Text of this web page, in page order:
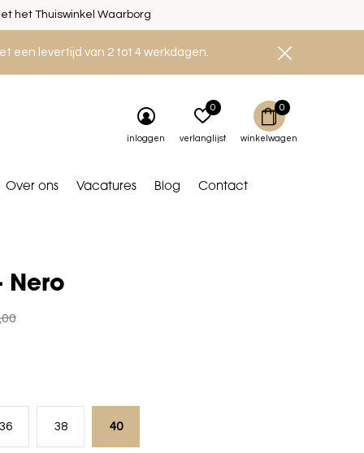
een levertijd van 2 tot 4 werkdagen.
Over ons Vacatures Blog Contact
inloggen verlanglijst
0
winkelwagen
0
het Thuiswinkel Waarborg
Nero
36 38 40